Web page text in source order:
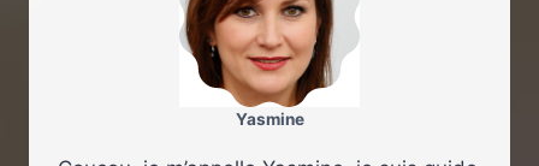
Yasmine